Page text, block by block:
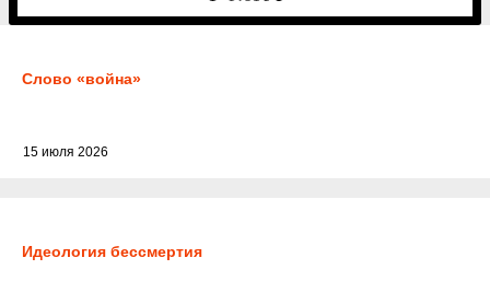
Слово «война»
15 июля 2026
Идеология бессмертия